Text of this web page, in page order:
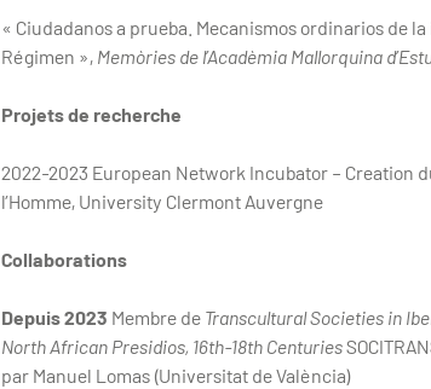
« Ciudadanos a prueba. Mecanismos ordinarios de
Régimen », Memòries de l’Acadèmia Mallorquina
Projets de recherche
2022-2023 European Network Incubator – Creation
l’Homme, University Clermont Auvergne
Collaborations
Depuis 2023 Membre de Transcultural Societies in
North African Presidios, 16th-18th Centuries
par Manuel Lomas (Universitat de València)